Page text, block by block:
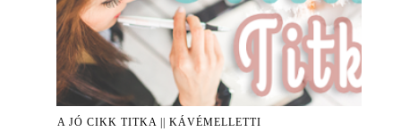
A JÓ CIKK TITKA || KÁVÉMELLETTI